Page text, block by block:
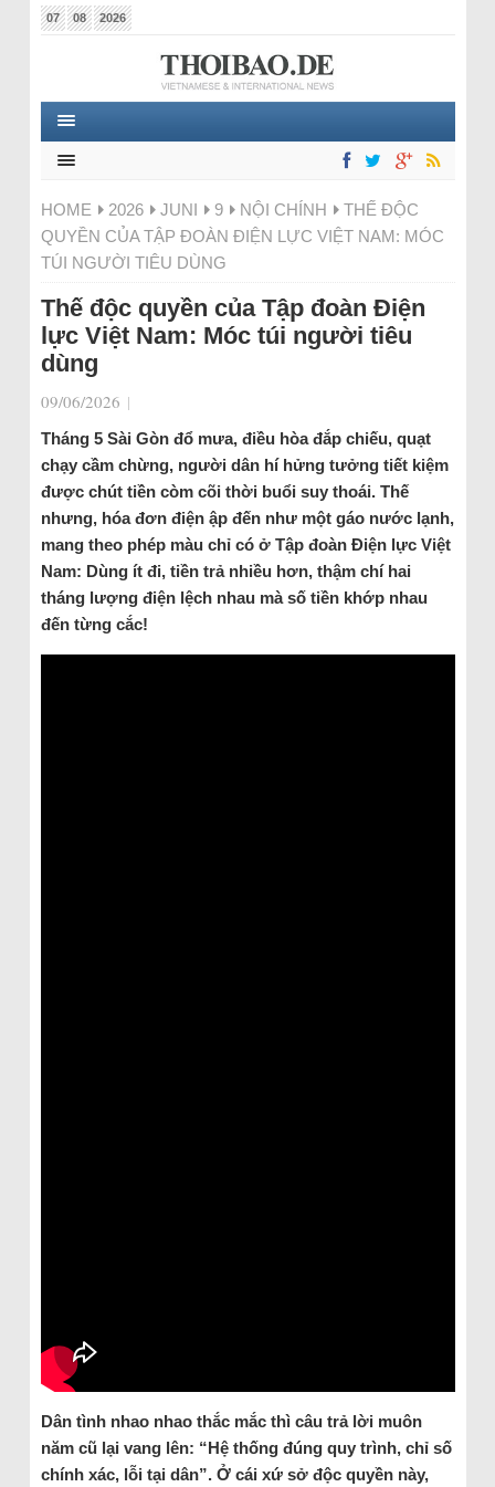
07 08 2026
HOME 2026 JUNI 9 NỘI CHÍNH
THẾ ĐỘC
QUYỀN CỦA TẬP ĐOÀN ĐIỆN LỰC VIỆT NAM: MÓC
TÚI NGƯỜI TIÊU DÙNG
Thế độc quyền của Tập đoàn Điện
lực Việt Nam: Móc túi người tiêu
dùng
09/06/2026 |
Tháng 5 Sài Gòn đổ mưa, điều hòa đắp chiếu, quạt
chạy cầm chừng, người dân hí hửng tưởng tiết kiệm
được chút tiền còm cõi thời buổi suy thoái. Thế
nhưng, hóa đơn điện ập đến như một gáo nước lạnh,
mang theo phép màu chỉ có ở Tập đoàn Điện lực Việt
Nam: Dùng ít đi, tiền trả nhiều hơn, thậm chí hai
tháng lượng điện lệch nhau mà số tiền khớp nhau
đến từng cắc!
Dân tình nhao nhao thắc mắc thì câu trả lời muôn
năm cũ lại vang lên: “Hệ thống đúng quy trình, chỉ số
chính xác, lỗi tại dân”. Ở cái xứ sở độc quyền này,